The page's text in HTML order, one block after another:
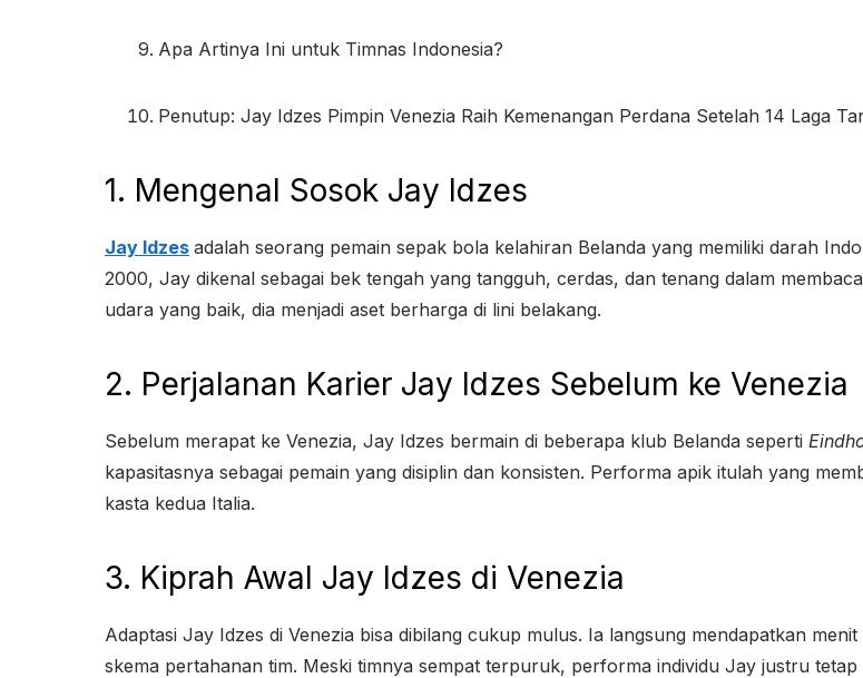
Apa Artinya Ini untuk Timnas Indonesia?
Penutup: Jay Idzes Pimpin Venezia Raih Kemenangan Perdana Setelah 14 Laga
1. Mengenal Sosok Jay Idzes
Jay Idzes adalah seorang pemain sepak bola kelahiran Belanda yang memiliki darah
2000, Jay dikenal sebagai bek tengah yang tangguh, cerdas, dan tenang dalam
udara yang baik, dia menjadi aset berharga di lini belakang.
2. Perjalanan Karier Jay Idzes Sebelum ke Venezia
Sebelum merapat ke Venezia, Jay Idzes bermain di beberapa klub Belanda seperti
kapasitasnya sebagai pemain yang disiplin dan konsisten. Performa apik itulah yang
kasta kedua Italia.
3. Kiprah Awal Jay Idzes di Venezia
Adaptasi Jay Idzes di Venezia bisa dibilang cukup mulus. Ia langsung mendapatkan
skema pertahanan tim. Meski timnya sempat terpuruk, performa individu Jay justru